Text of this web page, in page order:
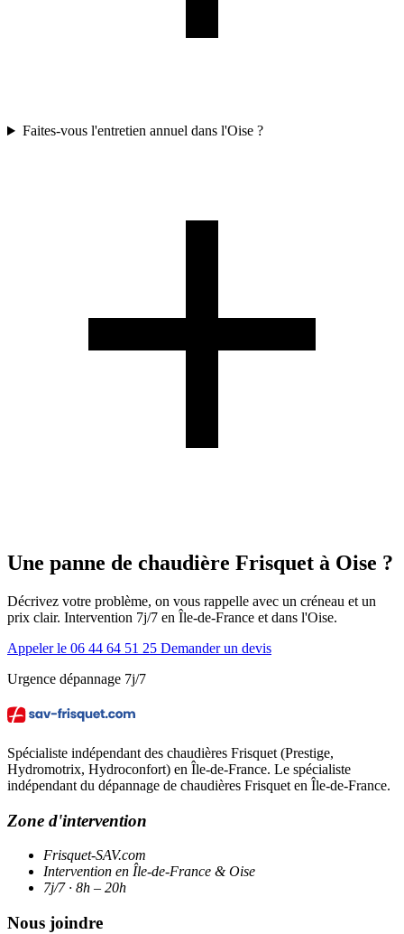
Faites-vous l'entretien annuel dans l'Oise ?
Une panne de chaudière Frisquet à Oise ?
Décrivez votre problème, on vous rappelle avec un créneau et un
prix clair. Intervention 7j/7 en Île-de-France et dans l'Oise.
Appeler le 06 44 64 51 25 Demander un devis
Urgence dépannage 7j/7
Spécialiste indépendant des chaudières Frisquet (Prestige,
Hydromotrix, Hydroconfort) en Île-de-France. Le spécialiste
indépendant du dépannage de chaudières Frisquet en Île-de-France.
Zone d'intervention
Frisquet-SAV.com
Intervention en Île-de-France & Oise
7j/7 · 8h – 20h
Nous joindre